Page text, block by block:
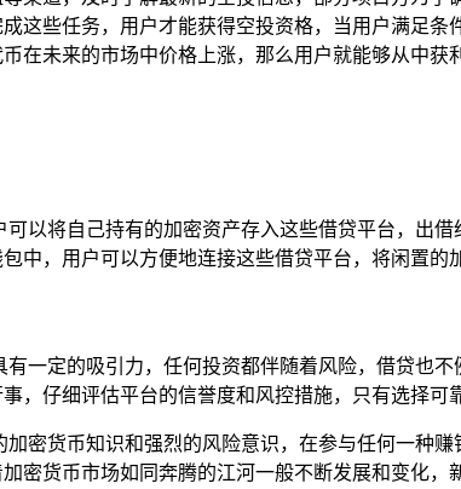
这些任务，用户才能获得空投资格，当用户满足
在未来的市场中价格上涨，那么用户就能够从中获
以将自己持有的加密资产存入这些借贷平台，出
中，用户可以方便地连接这些借贷平台，将闲置的
一定的吸引力，任何投资都伴随着风险，借贷也
，仔细评估平台的信誉度和风控措施，只有选择可
密货币知识和强烈的风险意识，在参与任何一种
密货币市场如同奔腾的江河一般不断发展和变化